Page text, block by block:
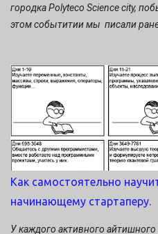
звоном в правом ухе. Я
городка Polyteco Science city,
этом событитии мы писали
бренда Virgin: Если вы
значит вы не предприниматель.
вам не нравится.
Как самостоятельно
начинающему стартаперу.
У каждого активного айтишного